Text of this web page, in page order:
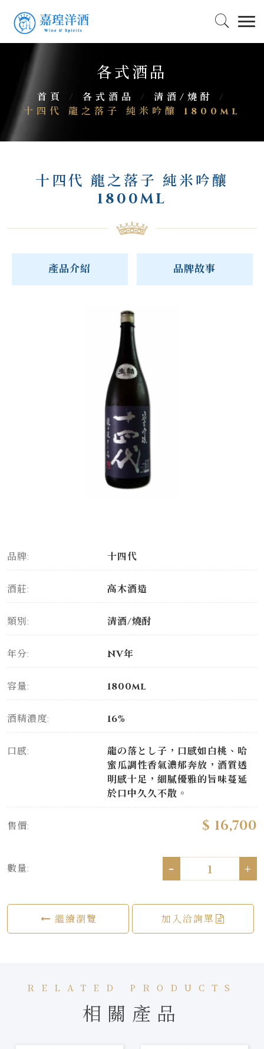
各式酒品
首頁 / 各式酒品 / 清酒/燒酎
/
十四代 龍之落子 純米吟釀 1800ml
十四代 龍之落子 純米吟釀
1800ML
產品介紹 品牌故事
品牌: 十四代
酒莊: 高木酒造
類別: 清酒/燒酎
年分: NV年
容量: 1800ml
酒精濃度: 16%
口感:
龍の落とし子，口感如白桃、哈
蜜瓜調性香氣濃郁奔放，酒質透
明感十足，細膩優雅的旨味蔓延
於口中久久不散。
售價: $ 16,700
數量: - +
繼續瀏覽 加入洽詢單
RELATED PRODUCTS
相關產品